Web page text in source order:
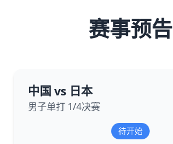
赛事预告
中国 vs 日本
男子单打 1/4决赛
待开始